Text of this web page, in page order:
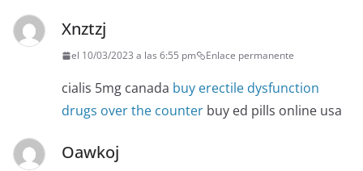
Xnztzj
el 10/03/2023 a las 6:55 pm Enlace permanente
cialis 5mg canada buy erectile dysfunction
drugs over the counter buy ed pills online usa
Oawkoj